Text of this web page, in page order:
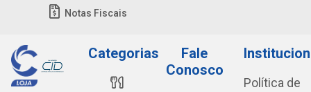
Notas Fiscais
Categorias
Fale
Conosco
Política de